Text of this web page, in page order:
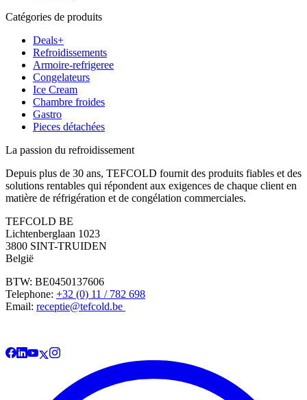
Catégories de produits
Deals+
Refroidissements
Armoire-refrigeree
Congelateurs
Ice Cream
Chambre froides
Gastro
Pieces détachées
La passion du refroidissement
Depuis plus de 30 ans, TEFCOLD fournit des produits fiables et des
solutions rentables qui répondent aux exigences de chaque client en
matière de réfrigération et de congélation commerciales.
TEFCOLD BE
Lichtenberglaan 1023
3800 SINT-TRUIDEN
België
BTW: BE0450137606
Telephone: +32 (0) 11 / 782 698
Email: receptie@tefcold.be